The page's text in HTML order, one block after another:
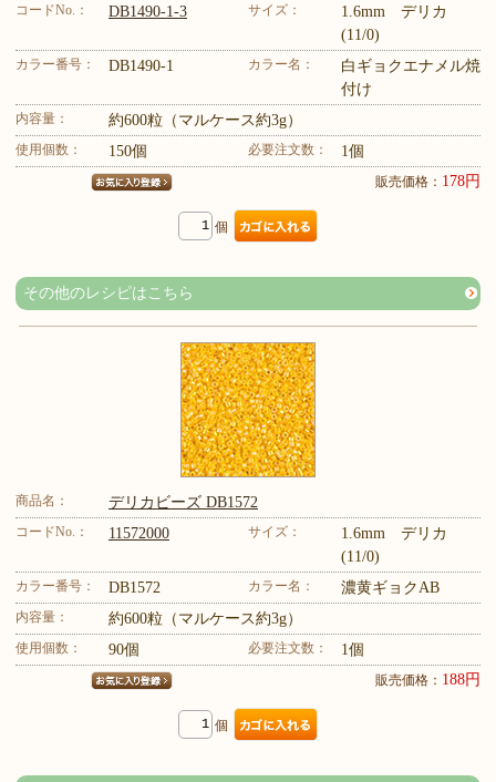
コードNo.： DB1490-1-3 サイズ：
1.6mm デリカ
(11/0)
カラー番号： DB1490-1 カラー名：
白ギョクエナメル焼
付け
内容量： 約600粒（マルケース約3g）
使用個数： 150個 必要注文数： 1個
販売価格： 178円
個
その他のレシピはこちら
商品名： デリカビーズ DB1572
コードNo.： 11572000 サイズ：
1.6mm デリカ
(11/0)
カラー番号： DB1572 カラー名： 濃黄ギョクAB
内容量： 約600粒（マルケース約3g）
使用個数： 90個 必要注文数： 1個
販売価格： 188円
個